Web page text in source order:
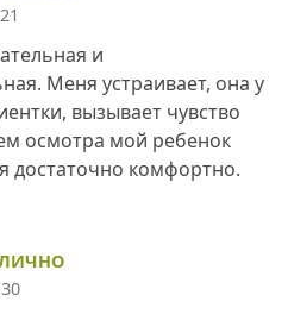
и
Меня устраивает, она у
вызывает чувство
осмотра мой ребенок
достаточно комфортно.